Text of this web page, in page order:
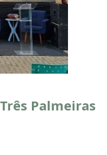
Palmeiras